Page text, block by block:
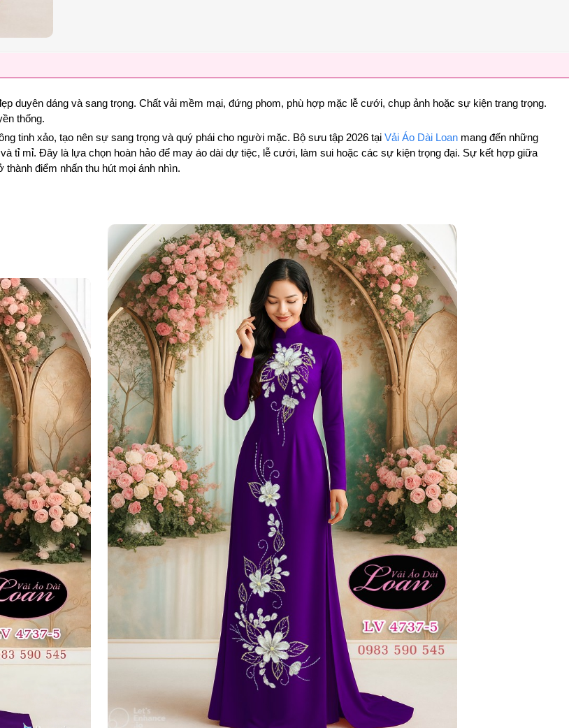
duyên dáng và sang trọng. Chất vải mềm mại, đứng phom, phù hợp mặc lễ cưới, chụp ảnh hoặc sự kiện trang trọng.
thống.
tinh xảo, tạo nên sự sang trọng và quý phái cho người mặc. Bộ sưu tập 2026 tại Vải Áo Dài Loan mang đến những
tỉ mỉ. Đây là lựa chọn hoàn hảo để may áo dài dự tiệc, lễ cưới, làm sui hoặc các sự kiện trọng đại. Sự kết hợp giữa
điểm nhấn thu hút mọi ánh nhìn.